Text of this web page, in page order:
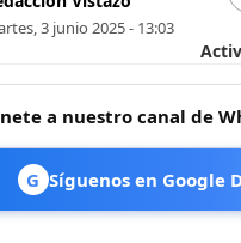
3 junio 2025 - 13:03
a nuestro canal de
G Síguenos en Google